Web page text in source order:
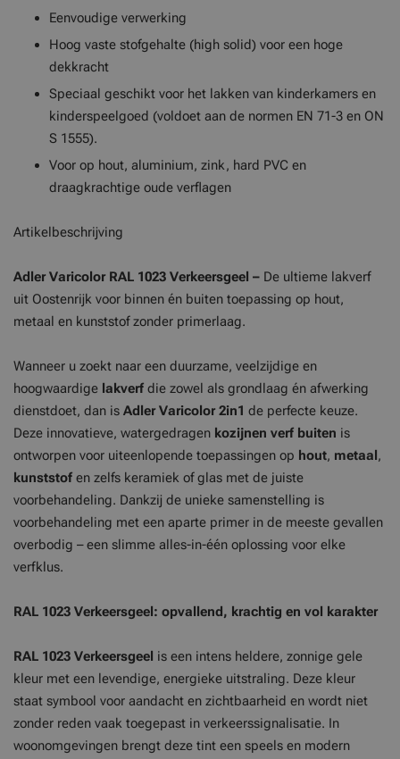
Eenvoudige verwerking
Hoog vaste stofgehalte (high solid) voor een hoge
dekkracht
Speciaal geschikt voor het lakken van kinderkamers en
kinderspeelgoed (voldoet aan de normen EN 71-3 en ON
S 1555).
Voor op hout, aluminium, zink, hard PVC en
draagkrachtige oude verflagen
Artikelbeschrijving
Adler Varicolor RAL 1023 Verkeersgeel – De ultieme lakverf
uit Oostenrijk voor binnen én buiten toepassing op hout,
metaal en kunststof zonder primerlaag.
Wanneer u zoekt naar een duurzame, veelzijdige en
hoogwaardige lakverf die zowel als grondlaag én afwerking
dienstdoet, dan is Adler Varicolor 2in1 de perfecte keuze.
Deze innovatieve, watergedragen kozijnen verf buiten is
ontworpen voor uiteenlopende toepassingen op hout, metaal,
kunststof en zelfs keramiek of glas met de juiste
voorbehandeling. Dankzij de unieke samenstelling is
voorbehandeling met een aparte primer in de meeste gevallen
overbodig – een slimme alles-in-één oplossing voor elke
verfklus.
RAL 1023 Verkeersgeel: opvallend, krachtig en vol karakter
RAL 1023 Verkeersgeel is een intens heldere, zonnige gele
kleur met een levendige, energieke uitstraling. Deze kleur
staat symbool voor aandacht en zichtbaarheid en wordt niet
zonder reden vaak toegepast in verkeerssignalisatie. In
woonomgevingen brengt deze tint een speels en modern